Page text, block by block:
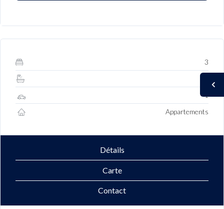
3
1
Appartements
Détails
Carte
Contact